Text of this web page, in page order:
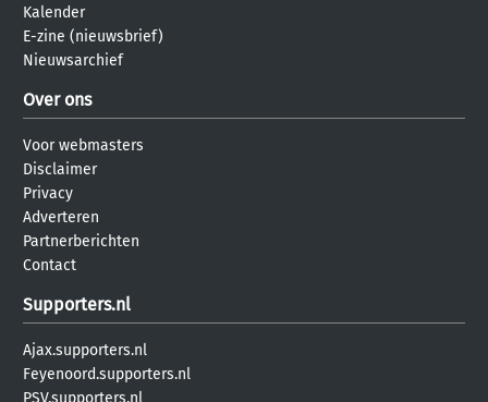
Kalender
E-zine (nieuwsbrief)
Nieuwsarchief
Over ons
Voor webmasters
Disclaimer
Privacy
Adverteren
Partnerberichten
Contact
Supporters.nl
Ajax.supporters.nl
Feyenoord.supporters.nl